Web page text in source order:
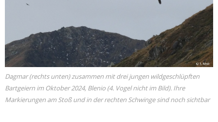
Dagmar (rechts unten) zusammen mit drei jungen wildgeschlüpften
Bartgeiern im Oktober 2024, Blenio (4. Vogel nicht im Bild). Ihre
Markierungen am Stoß und in der rechten Schwinge sind noch sichtbar